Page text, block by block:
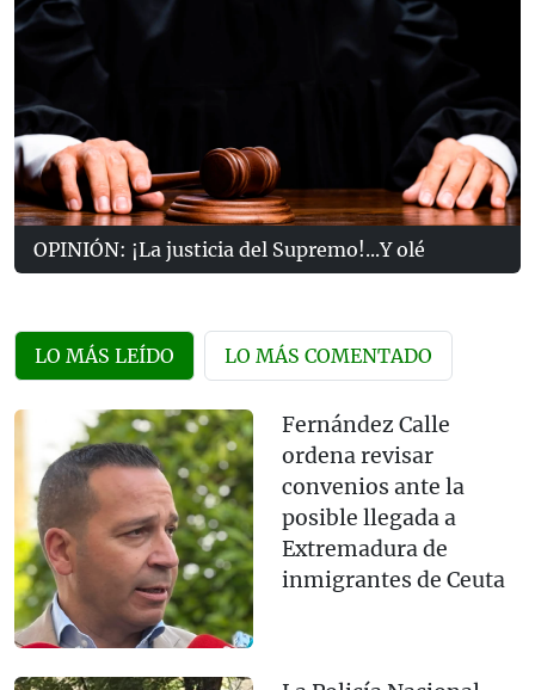
OPINIÓN: ¡La justicia del Supremo!...Y olé
LO MÁS LEÍDO LO MÁS COMENTADO
Fernández Calle
ordena revisar
convenios ante la
posible llegada a
Extremadura de
inmigrantes de Ceuta